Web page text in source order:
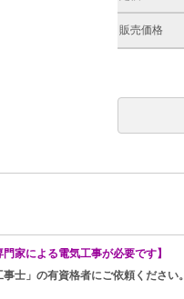
販売価格
門家による電気工事が必要です】
士」の有資格者にご依頼ください。